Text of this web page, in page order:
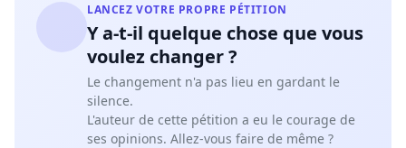
Montréal, Québec
LANCEZ VOTRE PROPRE PÉTITION
Y a-t-il quelque chose que vous
voulez changer ?
Le changement n'a pas lieu en gardant le
silence.
L'auteur de cette pétition a eu le courage de
ses opinions. Allez-vous faire de même ?